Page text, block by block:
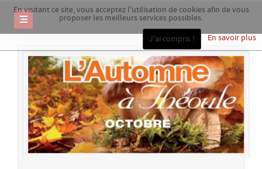
En visitant ce site, vous acceptez l'utilisation de cookies afin de vous
proposer les meilleurs services possibles.
En savoir plus
J'ai compris !